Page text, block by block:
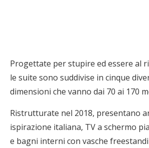
Progettate per stupire ed essere al
le suite sono suddivise in cinque
dimensioni che vanno dai 70 ai 170
Ristrutturate nel 2018, presentano
ispirazione italiana, TV a schermo
e bagni interni con vasche